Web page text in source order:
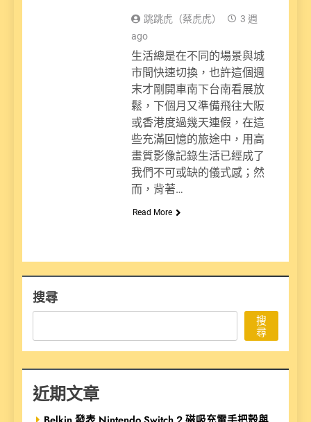
跳跳虎（蔡虎虎）
3 週
ago
生活總是在不同的場景與城
市間快速切換，也許這個週
末才剛開車南下台南看展放
鬆，下個月又準備飛往大阪
或香港度過幾天連假，在這
些充滿回憶的旅途中，用高
畫質影像記錄生活已經成了
我們不可或缺的儀式感；然
而，背著…
Read More
搜尋
搜
尋
近期文章